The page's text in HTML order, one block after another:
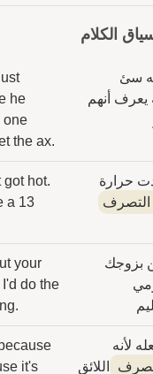
الكلام
سئ
يعرف أنهم
he
one
the ax.
حرارة
التصرف
got hot.
a 13
بزوجك
your
do the
لأنه
اللائق
it's